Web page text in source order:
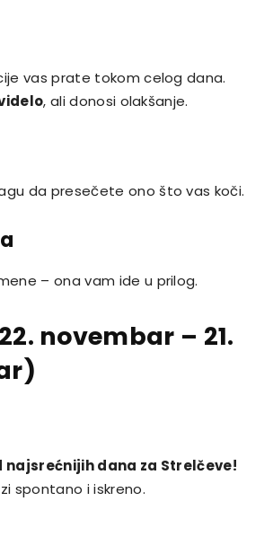
vas prate tokom celog dana.
, ali donosi olakšanje.
da presečete ono što vas koči.
– ona vam ide u prilog.
novembar – 21.
najsrećnijih dana za Strelčeve!
spontano i iskreno.